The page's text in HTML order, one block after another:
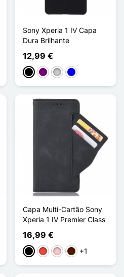
Sony Xperia 1 IV Capa
Dura Brilhante
12,99 €
PretoPúrpuraTransparente
Azul
Capa Multi-Cartão Sony
Xperia 1 IV Premier Class
16,99 €
PretoVermelho
RosaCastanho escuro
+1